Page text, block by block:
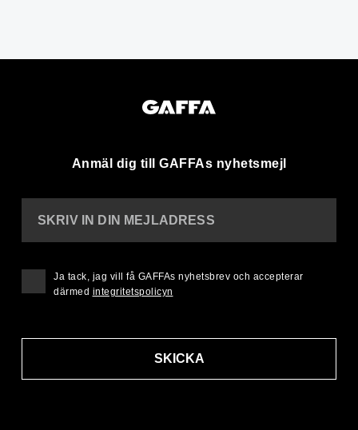
Anmäl dig till GAFFAs nyhetsmejl
SKRIV IN DIN MEJLADRESS
SKICKA
Ja tack, jag vill få GAFFAs nyhetsbrev och accepterar
därmed integritetspolicyn